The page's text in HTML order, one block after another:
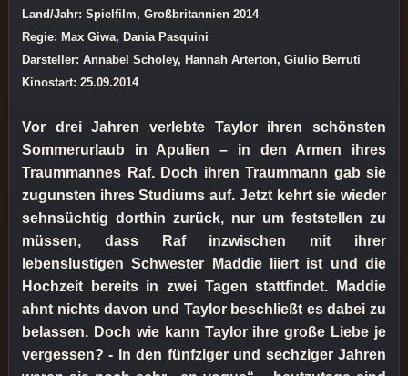
Land/Jahr: Spielfilm, Großbritannien 2014
Regie: Max Giwa, Dania Pasquini
Darsteller: Annabel Scholey, Hannah Arterton, Giulio Berruti
Kinostart: 25.09.2014
Vor drei Jahren verlebte Taylor ihren schönsten
Sommerurlaub in Apulien – in den Armen ihres
Traummannes Raf. Doch ihren Traummann gab sie
zugunsten ihres Studiums auf. Jetzt kehrt sie wieder
sehnsüchtig dorthin zurück, nur um feststellen zu
müssen, dass Raf inzwischen mit ihrer
lebenslustigen Schwester Maddie liiert ist und die
Hochzeit bereits in zwei Tagen stattfindet. Maddie
ahnt nichts davon und Taylor beschließt es dabei zu
belassen. Doch wie kann Taylor ihre große Liebe je
vergessen? - In den fünfziger und sechziger Jahren